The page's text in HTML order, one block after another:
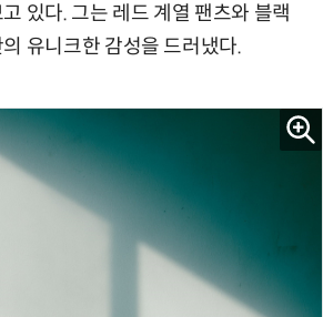
있다. 그는 레드 계열 팬츠와 블랙
유니크한 감성을 드러냈다.